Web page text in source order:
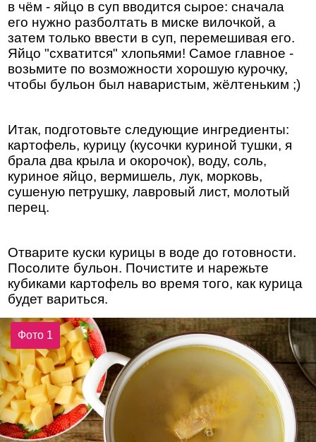
в чём - яйцо в суп вводится сырое: сначала
его нужно разболтать в миске вилочкой, а
затем только ввести в суп, перемешивая его.
Яйцо "схватится" хлопьями! Самое главное -
возьмите по возможности хорошую курочку,
чтобы бульон был наваристым, жёлтеньким ;)
Итак, подготовьте следующие ингредиенты:
картофель, курицу (кусочки куриной тушки, я
брала два крыла и окорочок), воду, соль,
куриное яйцо, вермишель, лук, морковь,
сушеную петрушку, лавровый лист, молотый
перец.
Отварите куски курицы в воде до готовности.
Посолите бульон. Почистите и нарежьте
кубиками картофель во время того, как курица
будет вариться.
Фото 1